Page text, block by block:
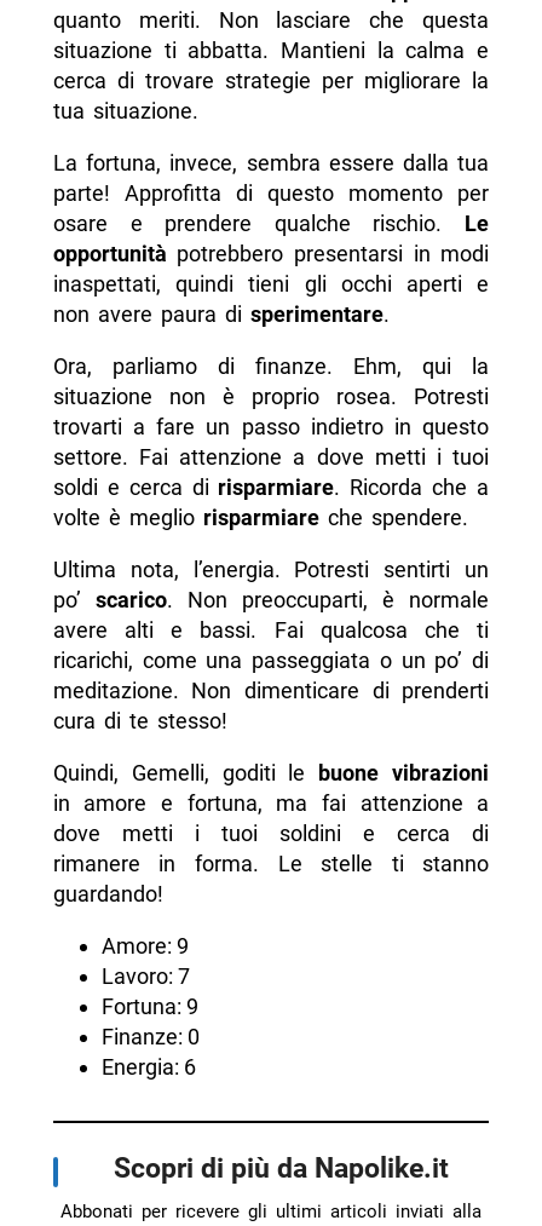
quanto meriti. Non lasciare che questa
situazione ti abbatta. Mantieni la calma e
cerca di trovare strategie per migliorare la
tua situazione.
La fortuna, invece, sembra essere dalla tua
parte! Approfitta di questo momento per
osare e prendere qualche rischio. Le
opportunità potrebbero presentarsi in modi
inaspettati, quindi tieni gli occhi aperti e
non avere paura di sperimentare.
Ora, parliamo di finanze. Ehm, qui la
situazione non è proprio rosea. Potresti
trovarti a fare un passo indietro in questo
settore. Fai attenzione a dove metti i tuoi
soldi e cerca di risparmiare. Ricorda che a
volte è meglio risparmiareche spendere.
Ultima nota, l’energia. Potresti sentirti un
po’ scarico. Non preoccuparti, è normale
avere alti e bassi. Fai qualcosa che ti
ricarichi, come una passeggiata o un po’ di
meditazione. Non dimenticare di prenderti
cura di te stesso!
Quindi, Gemelli, goditi le
buone vibrazioni
in amore e fortuna, ma fai attenzione a
dove metti i tuoi soldini e cerca di
rimanere in forma. Le stelle ti stanno
guardando!
Amore: 9
Lavoro: 7
Fortuna: 9
Finanze: 0
Energia: 6
Scopri di più da Napolike.it
Abbonati per ricevere gli ultimi articoli inviati alla